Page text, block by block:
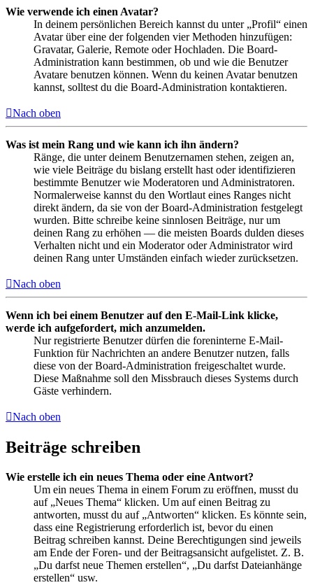
Wie verwende ich einen Avatar?
In deinem persönlichen Bereich kannst du unter „Profil“ einen
Avatar über eine der folgenden vier Methoden hinzufügen:
Gravatar, Galerie, Remote oder Hochladen. Die Board-
Administration kann bestimmen, ob und wie die Benutzer
Avatare benutzen können. Wenn du keinen Avatar benutzen
kannst, solltest du die Board-Administration kontaktieren.
Nach oben
Was ist mein Rang und wie kann ich ihn ändern?
Ränge, die unter deinem Benutzernamen stehen, zeigen an,
wie viele Beiträge du bislang erstellt hast oder identifizieren
bestimmte Benutzer wie Moderatoren und Administratoren.
Normalerweise kannst du den Wortlaut eines Ranges nicht
direkt ändern, da sie von der Board-Administration festgelegt
wurden. Bitte schreibe keine sinnlosen Beiträge, nur um
deinen Rang zu erhöhen — die meisten Boards dulden dieses
Verhalten nicht und ein Moderator oder Administrator wird
deinen Rang unter Umständen einfach wieder zurücksetzen.
Nach oben
Wenn ich bei einem Benutzer auf den E-Mail-Link klicke,
werde ich aufgefordert, mich anzumelden.
Nur registrierte Benutzer dürfen die foreninterne E-Mail-
Funktion für Nachrichten an andere Benutzer nutzen, falls
diese von der Board-Administration freigeschaltet wurde.
Diese Maßnahme soll den Missbrauch dieses Systems durch
Gäste verhindern.
Nach oben
Beiträge schreiben
Wie erstelle ich ein neues Thema oder eine Antwort?
Um ein neues Thema in einem Forum zu eröffnen, musst du
auf „Neues Thema“ klicken. Um auf einen Beitrag zu
antworten, musst du auf „Antworten“ klicken. Es könnte sein,
dass eine Registrierung erforderlich ist, bevor du einen
Beitrag schreiben kannst. Deine Berechtigungen sind jeweils
am Ende der Foren- und der Beitragsansicht aufgelistet. Z. B.
„Du darfst neue Themen erstellen“, „Du darfst Dateianhänge
erstellen“ usw.